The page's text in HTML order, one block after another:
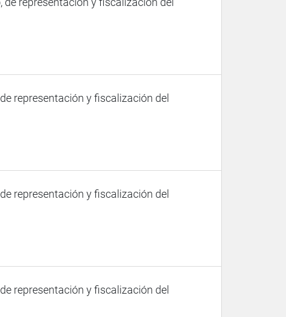
representación y fiscalización del
representación y fiscalización del
representación y fiscalización del